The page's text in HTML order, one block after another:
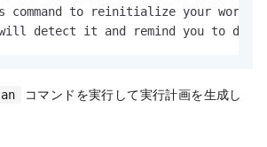
スタンスのドメイン転送ルールの数。値は
{
=
"50"
# デフォルト値。
command to reinitialize your
will detect it and remind you to do
コマンドを実行して実行計画を生成し